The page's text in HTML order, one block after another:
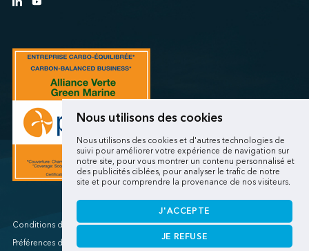
Nous utilisons des cookies
Nous utilisons des cookies et d'autres technologies de
suivi pour améliorer votre expérience de navigation sur
notre site, pour vous montrer un contenu personnalisé et
des publicités ciblées, pour analyser le trafic de notre
site et pour comprendre la provenance de nos visiteurs.
J'ACCEPTE
JE REFUSE
Conditions d'utilisations/Renseignements personnels
Préférences de cookies